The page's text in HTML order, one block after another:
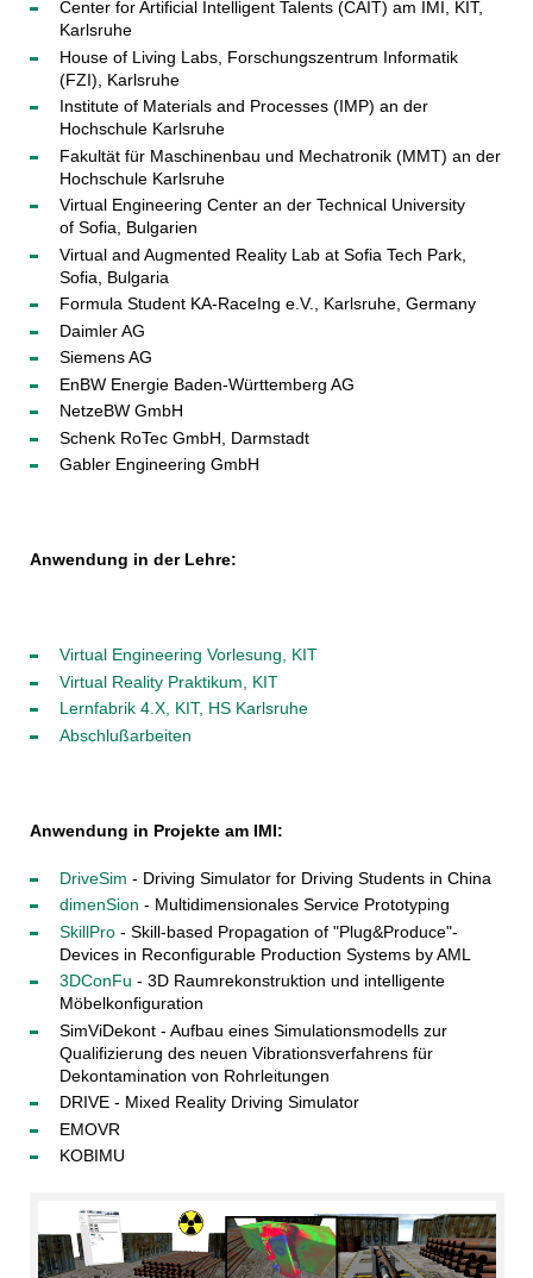
Center for Artificial Intelligent Talents (CAIT) am IMI, KIT,
Karlsruhe
House of Living Labs, Forschungszentrum Informatik
(FZI), Karlsruhe
Institute of Materials and Processes (IMP) an der
Hochschule Karlsruhe
Fakultät für Maschinenbau und Mechatronik (MMT) an der
Hochschule Karlsruhe
Virtual Engineering Center an der Technical University
of Sofia, Bulgarien
Virtual and Augmented Reality Lab at Sofia Tech Park,
Sofia, Bulgaria
Formula Student KA-RaceIng e.V., Karlsruhe, Germany
Daimler AG
Siemens AG
EnBW Energie Baden-Württemberg AG
NetzeBW GmbH
Schenk RoTec GmbH, Darmstadt
Gabler Engineering GmbH
Anwendung in der Lehre:
Virtual Engineering Vorlesung, KIT
Virtual Reality Praktikum, KIT
Lernfabrik 4.X, KIT, HS Karlsruhe
Abschlußarbeiten
Anwendung in Projekte am IMI:
DriveSim - Driving Simulator for Driving Students in China
dimenSion - Multidimensionales Service Prototyping
SkillPro- Skill-based Propagation of "Plug&Produce"-
Devices in Reconfigurable Production Systems by AML
3DConFu - 3D Raumrekonstruktion und intelligente
Möbelkonfiguration
SimViDekont - Aufbau eines Simulationsmodells zur
Qualifizierung des neuen Vibrationsverfahrens für
Dekontamination von Rohrleitungen
DRIVE - Mixed Reality Driving Simulator
EMOVR
KOBIMU